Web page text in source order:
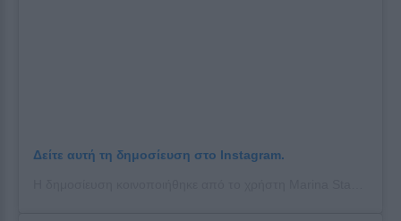
Δείτε αυτή τη δημοσίευση στο Instagram.